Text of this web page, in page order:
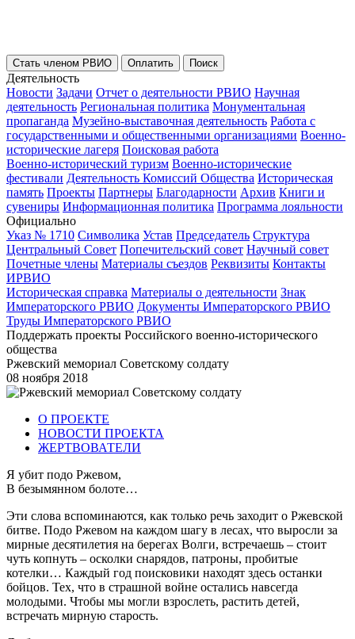
Стать членом РВИО Оплатить Поиск
Деятельность
Новости Задачи Отчет о деятельности РВИО Научная
деятельность Региональная политика Монументальная
пропаганда Музейно-выставочная деятельность Работа с
государственными и общественными организациями Военно-
исторические лагеря Поисковая работа
Военно-исторический туризм Военно-исторические
фестивали Деятельность Комиссий Общества Историческая
память Проекты Партнеры Благодарности Архив Книги и
сувениры Информационная политика Программа лояльности
Официально
Указ № 1710 Символика Устав Председатель Структура
Центральный Совет Попечительский совет Научный совет
Почетные члены Материалы съездов Реквизиты Контакты
ИРВИО
Историческая справка Материалы о деятельности Знак
Императорского РВИО Документы Императорского РВИО
Труды Императорского РВИО
Поддержать проекты Российского военно-исторического
общества
Ржевский мемориал Советскому солдату
08 ноября 2018
О ПРОЕКТЕ
НОВОСТИ ПРОЕКТА
ЖЕРТВОВАТЕЛИ
Я убит подо Ржевом,
В безымянном болоте…
Эти слова вспоминаются, как только речь заходит о Ржевской
битве. Подо Ржевом на каждом шагу в лесах, что выросли за
мирные десятилетия на берегах Волги, встречаешь – стоит
чуть копнуть – осколки снарядов, патроны, пробитые
котелки… Каждый год поисковики находят здесь останки
бойцов. Тех, что в страшной войне остались навсегда
молодыми. Чтобы мы могли взрослеть, растить детей,
встречать мирную старость.